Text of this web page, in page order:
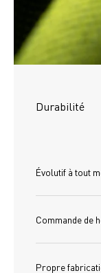
Durabilité
Évolutif à tout
Commande de
Propre